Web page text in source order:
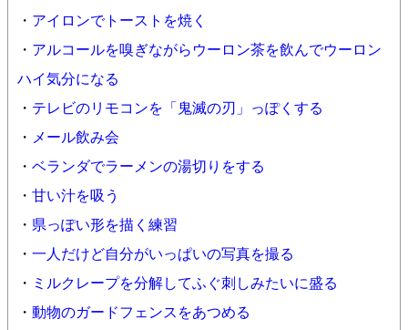
・ アイロンでトーストを焼く
・ アルコールを嗅ぎながらウーロン茶を飲んでウーロン
ハイ気分になる
・ テレビのリモコンを「鬼滅の刃」っぽくする
・ メール飲み会
・ ベランダでラーメンの湯切りをする
・ 甘い汁を吸う
・ 県っぽい形を描く練習
・ 一人だけど自分がいっぱいの写真を撮る
・ ミルクレープを分解してふぐ刺しみたいに盛る
・ 動物のガードフェンスをあつめる